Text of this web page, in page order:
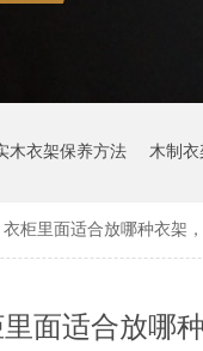
木衣架保养方法 木制
衣柜里面适合放哪种衣架
面适合放哪